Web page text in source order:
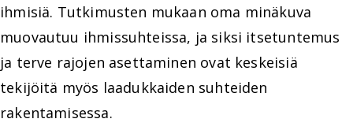
ihmisiä. Tutkimusten mukaan oma minäkuva
muovautuu ihmissuhteissa, ja siksi itsetuntemus
ja terve rajojen asettaminen ovat keskeisiä
tekijöitä myös laadukkaiden suhteiden
rakentamisessa.